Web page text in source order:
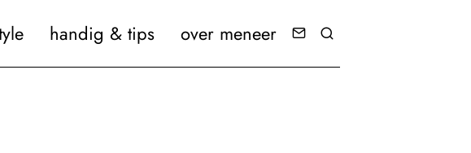
handig & tips over meneer